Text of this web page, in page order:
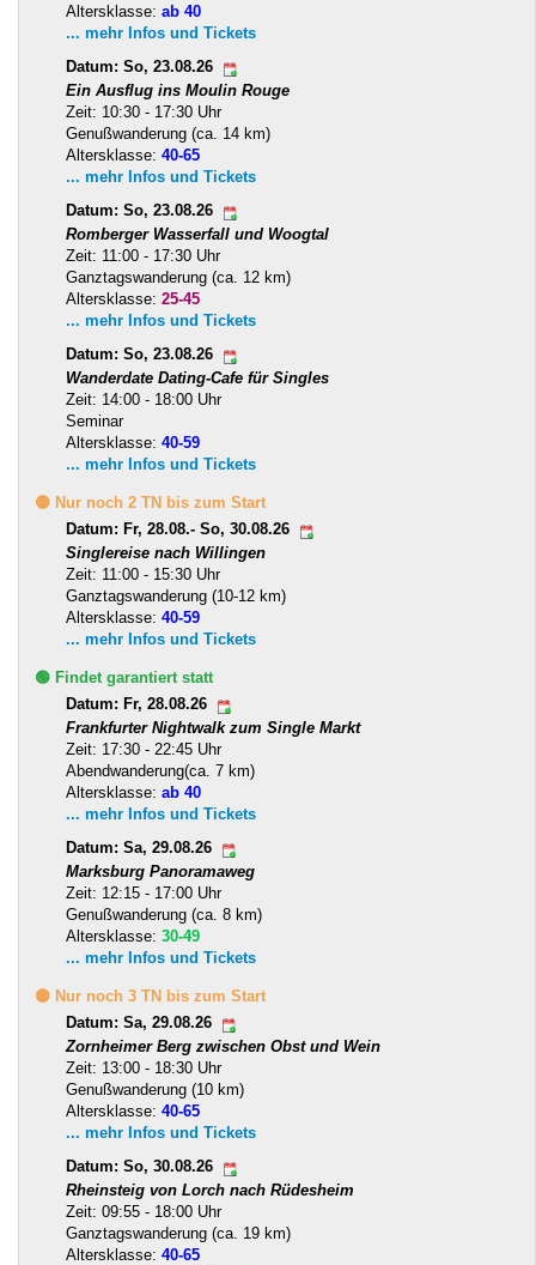
Altersklasse: ab 40
... mehr Infos und Tickets
Datum: So, 23.08.26
Ein Ausflug ins Moulin Rouge
Zeit: 10:30 - 17:30 Uhr
Genußwanderung (ca. 14 km)
Altersklasse: 40-65
... mehr Infos und Tickets
Datum: So, 23.08.26
Romberger Wasserfall und Woogtal
Zeit: 11:00 - 17:30 Uhr
Ganztagswanderung (ca. 12 km)
Altersklasse: 25-45
... mehr Infos und Tickets
Datum: So, 23.08.26
Wanderdate Dating-Cafe für Singles
Zeit: 14:00 - 18:00 Uhr
Seminar
Altersklasse: 40-59
... mehr Infos und Tickets
🟡 Nur noch 2 TN bis zum Start
Datum: Fr, 28.08.- So, 30.08.26
Singlereise nach Willingen
Zeit: 11:00 - 15:30 Uhr
Ganztagswanderung (10-12 km)
Altersklasse: 40-59
... mehr Infos und Tickets
🟢 Findet garantiert statt
Datum: Fr, 28.08.26
Frankfurter Nightwalk zum Single Markt
Zeit: 17:30 - 22:45 Uhr
Abendwanderung(ca. 7 km)
Altersklasse: ab 40
... mehr Infos und Tickets
Datum: Sa, 29.08.26
Marksburg Panoramaweg
Zeit: 12:15 - 17:00 Uhr
Genußwanderung (ca. 8 km)
Altersklasse: 30-49
... mehr Infos und Tickets
🟡 Nur noch 3 TN bis zum Start
Datum: Sa, 29.08.26
Zornheimer Berg zwischen Obst und Wein
Zeit: 13:00 - 18:30 Uhr
Genußwanderung (10 km)
Altersklasse: 40-65
... mehr Infos und Tickets
Datum: So, 30.08.26
Rheinsteig von Lorch nach Rüdesheim
Zeit: 09:55 - 18:00 Uhr
Ganztagswanderung (ca. 19 km)
Altersklasse: 40-65